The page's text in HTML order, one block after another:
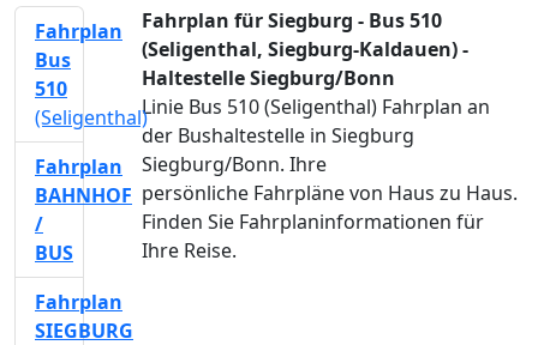
Fahrplan für Siegburg - Bus 510
(Seligenthal, Siegburg-Kaldauen) -
Haltestelle Siegburg/Bonn
Linie Bus 510 (Seligenthal) Fahrplan an
der Bushaltestelle in Siegburg
Siegburg/Bonn. Ihre
persönliche Fahrpläne von Haus zu Haus.
Finden Sie Fahrplaninformationen für
Ihre Reise.
Fahrplan
Bus
510
(Seligenthal)
Fahrplan
BAHNHOF
/
BUS
Fahrplan
SIEGBURG